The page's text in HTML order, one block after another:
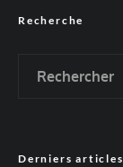
Recherche
Derniers articles